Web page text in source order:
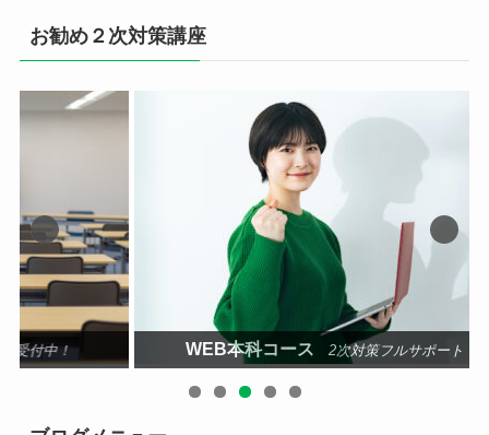
お勧め２次対策講座
WEB本科コース 2次対策フルサポート 科